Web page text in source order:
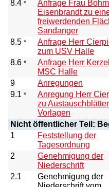
8.4 *
Anfrage Frau
Eisenbrandt zu
freiwerdenden
Sandanger
8.5 *
Anfrage Herr
zum USV Halle
8.6 *
Anfrage Herr
MSC Halle
9
Anregungen
9.1 *
Anregung Herr
zu
Vorlagen
Nicht öffentlicher Teil:
1
Feststellung der
Tagesordnung
2
Genehmigung der
Niederschrift
2.1
Genehmigung der